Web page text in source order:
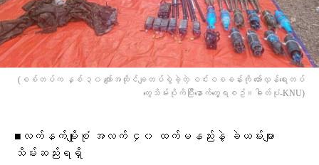
(စစ်တပ်က နှစ် ၃၀ ​ကျော်အထိုင်ချတပ်စွဲခဲ့တဲ့ ဝင်းဝစခန်းကို ​တော်လှန်​ရေးတပ်​
တွေသိမ်းပိုကိပြီး​နောက်​တွေ့ရစဥ်။ဓါတ်ပုံ-KNU)
■လက်နက်မျိုးစုံ အလက် ၄၀ ထက်မနည်းနဲ့ ခဲယမ်းများ
သိမ်းဆည်းရရှိ